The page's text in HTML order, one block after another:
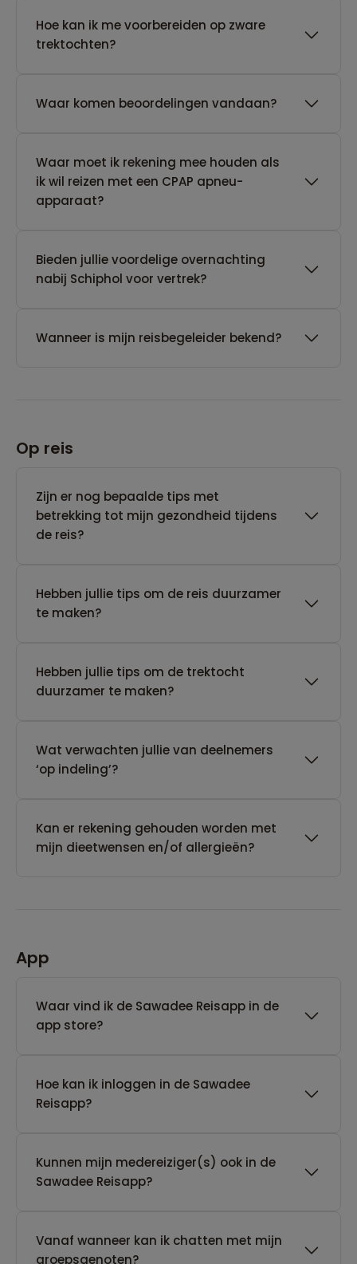
Hoe kan ik me voorbereiden op zware
trektochten?
Waar komen beoordelingen vandaan?
Waar moet ik rekening mee houden als
ik wil reizen met een CPAP apneu-
apparaat?
Bieden jullie voordelige overnachting
nabij Schiphol voor vertrek?
Wanneer is mijn reisbegeleider bekend?
Op reis
Zijn er nog bepaalde tips met
betrekking tot mijn gezondheid tijdens
de reis?
Hebben jullie tips om de reis duurzamer
te maken?
Hebben jullie tips om de trektocht
duurzamer te maken?
Wat verwachten jullie van deelnemers
‘op indeling’?
Kan er rekening gehouden worden met
mijn dieetwensen en/of allergieën?
App
Waar vind ik de Sawadee Reisapp in de
app store?
Hoe kan ik inloggen in de Sawadee
Reisapp?
Kunnen mijn medereiziger(s) ook in de
Sawadee Reisapp?
Vanaf wanneer kan ik chatten met mijn
groepsgenoten?